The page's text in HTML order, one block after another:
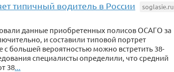
типичный водитель в России soglasie.ru
данные приобретенных полисов ОСАГО за
и составили типовой портрет
большей вероятностью можно встретить 38-
специалисты определили, что средний
38